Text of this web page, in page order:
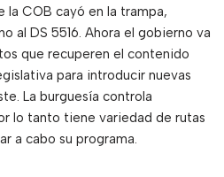
la COB cayó en la trampa,
al DS 5516. Ahora el gobierno va
que recuperen el contenido
para introducir nuevas
La burguesía controla
lo tanto tiene variedad de rutas
a cabo su programa.